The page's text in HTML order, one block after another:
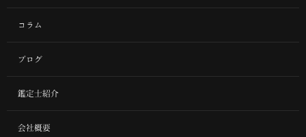
コラム
ブログ
鑑定士紹介
会社概要